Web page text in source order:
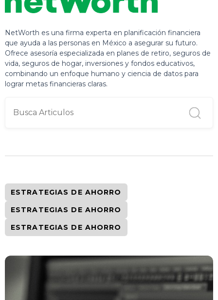
NetWorth es una firma experta en planificación financiera
que ayuda a las personas en México a asegurar su futuro.
Ofrece asesoría especializada en planes de retiro, seguros de
vida, seguros de hogar, inversiones y fondos educativos,
combinando un enfoque humano y ciencia de datos para
lograr metas financieras claras.
ESTRATEGIAS DE AHORRO
ESTRATEGIAS DE AHORRO
ESTRATEGIAS DE AHORRO